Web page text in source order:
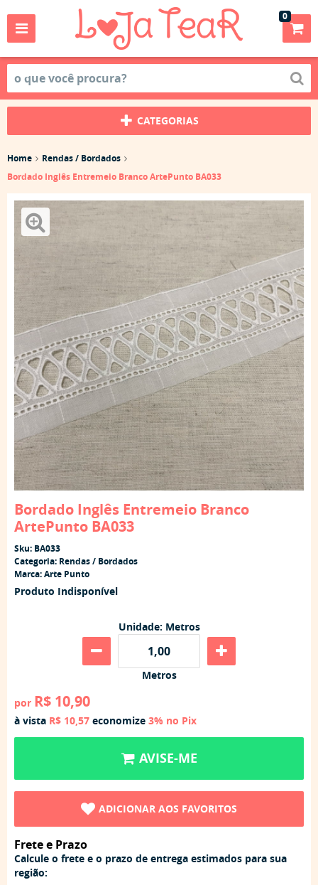
0
CATEGORIAS
Home
Rendas / Bordados
Bordado Inglês Entremeio Branco ArtePunto BA033
Bordado Inglês Entremeio Branco
ArtePunto BA033
Sku: BA033
Categoria: Rendas / Bordados
Marca:Arte Punto
Produto Indisponível
Unidade: Metros
Metros
por R$ 10,90
à vista R$ 10,57 economize 3% no Pix
AVISE-ME
ADICIONAR AOS FAVORITOS
Frete e Prazo
Calcule o frete e o prazo de entrega estimados para sua
região: